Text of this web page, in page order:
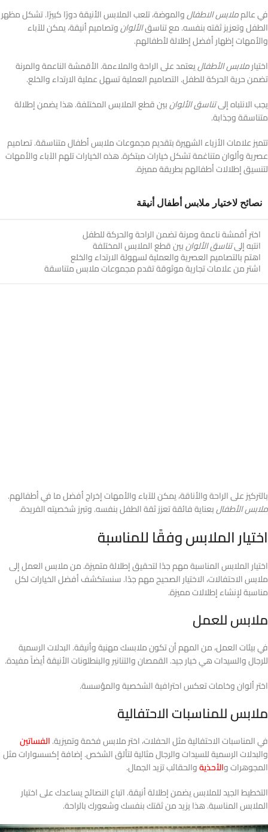
في عالمملابس الاطفالوالموضة، تلعب الملابس الأنيقة دورًا كبيرًا. تشكل مظهر
الطفل وتعزيز ثقته بنفسه. مع تناسقالألوانوتصاميم أنيقة، يمكن للآباء
والأمهات إظهار أفضل إطلالة لأطفالهم.
اختيارملابس الأطفاليعتمد على الراحة والملاءمة. الأقمشة الناعمة والمرنة
تضمن حرية الحركة للطفل. التصاميم العملية تسهل عملية الارتداء والخلع.
يجب الانتباه إلىتناسق الألوانبين قطع الملابس المختلفة. هذا يضمن إطلالة
متناسقة وجذابة.
تتميز علامات الأزياء الشهيرة بتقديم مجموعات ملابس أطفال متناسقة. تصاميم
عصرية وألوان متناغمة تشكل خيارات مبتكرة. هذه الخيارات تلهم الآباء والأمهات
لتنسيق إطلالات أطفالهم بطريقة مميزة.
نصائح لاختيار ملابس أطفال أنيقة
اختر أقمشة ناعمة ومرنة تضمن الراحة والحركة للطفل
انتبه إلىتناسق الألوانبين قطع الملابس المختلفة
اهتم بالتصاميم العصرية والعملية لسهولة الارتداء والخلع
اشتر من علامات تجارية موثوقة تقدم مجموعات ملابس متناسقة
بالتركيز على الراحة والأناقة، يمكن للآباء والأمهات إخراج أفضل ما في أطفالهم.
ملابس الأطفالبعناية فائقة تعزز ثقة الطفل بنفسه. وتبرز شخصيته الفريدة.
اختيار الملابس وفقًا للمناسبة
اختيار الملابس المناسبة مهم جدًا لتحقيق إطلالة متميزة. من ملابس العمل إلى
ملابس الاحتفالات، الاختيار الصحيح مهم جدًا. سنستكشف أفضل الخيارات لكل
مناسبة لإنشاء إطلالات مميزة.
ملابس للعمل
في بيئات العمل، من المهم أن تكون ملابسك مهنية وأنيقة. البدلات الرسمية
للرجال والسيدات هي خيار جيد. القمصان والتنانير والبنطلونات الأنيقة أيضاً مفيدة.
اختر ألوان وخامات تعكس احترافية الشخصية والمؤسسة.
ملابس للمناسبات الاحتفالية
في المناسبات الاحتفالية مثل الحفلات، اختر ملابس فخمة وتميزية.الفساتين
والبدلات الرسمية للسيدات والرجال مثالية لتألق الشخص. إضافة إكسسوارات مثل
المجوهرات والأحذيةوالحقائب تزيد الجمال.
التخطيط الجيد للملابس يضمن إطلالة أنيقة. اتباع النصائح يساعدك على اختيار
الملابس المناسبة. هذا يزيد من ثقتك بنفسك وشعورك بالراحة.